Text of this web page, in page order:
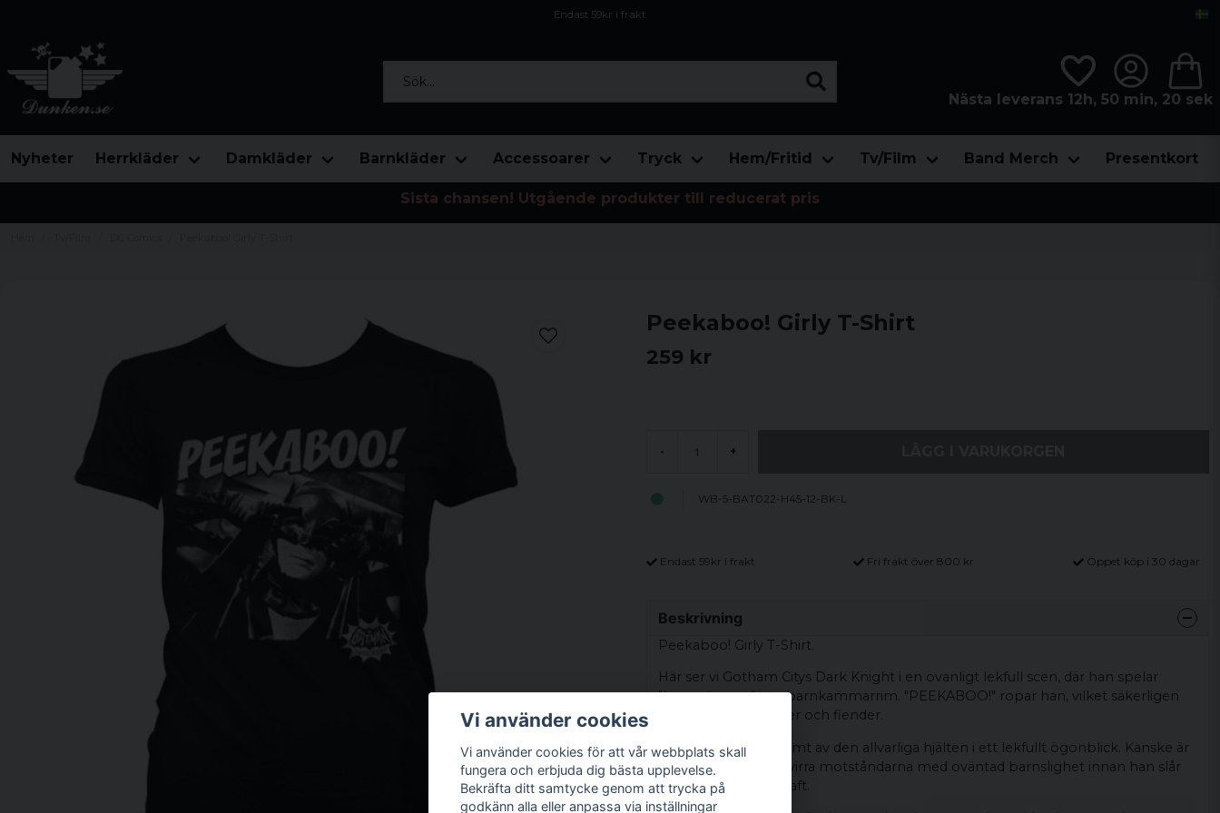
Endast 59kr i frakt
Nästa leverans 12h, 50 min, 19 sek
Nyheter Herrkläder Damkläder Barnkläder Accessoarer Tryck Hem/Fritid Tv/Film Band Merch Presentkort
Sista chansen! Utgående produkter till reducerat pris
Peekaboo! Girly T-Shirt
259 kr
- +
WB-5-BAT022-H45-12-BK-L
Endast 59kr i frakt Fri frakt över 800 kr Öppet köp i 30 dagar
Beskrivning
Peekaboo! Girly T-Shirt.
Här ser vi Gotham Citys Dark Knight i en ovanligt lekfull scen, där han spelar
"kurragömma" i en barnkammarrim. "PEEKABOO!" ropar han, vilket säkerligen
förvånar både vänner och fiender.
Det är en sällsynt glimt av den allvarliga hjälten i ett lekfullt ögonblick. Kanske är
det hans sätt att förvirra motståndarna med oväntad barnslighet innan han slår
till med rättvisans kraft.
Vi använder cookies
Vi använder cookies för att vår webbplats skall
fungera och erbjuda dig bästa upplevelse.
Bekräfta ditt samtycke genom att trycka på
godkänn alla eller anpassa via inställningar